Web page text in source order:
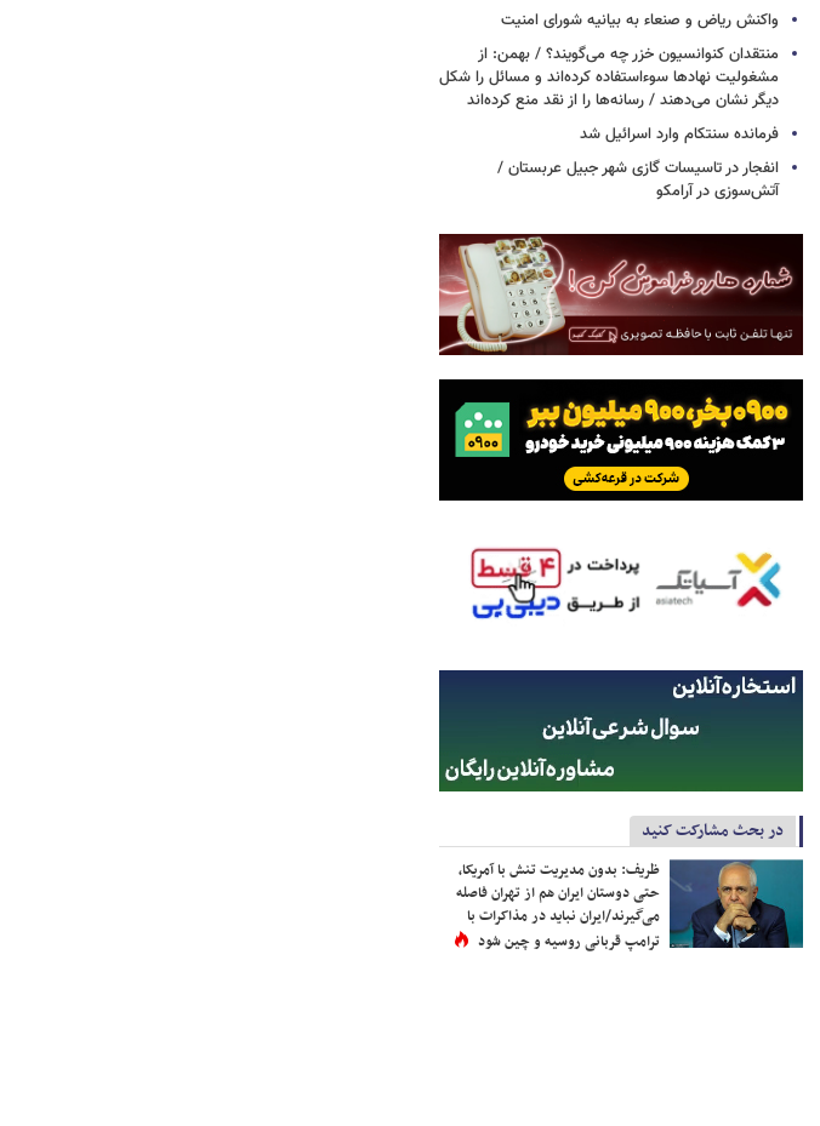
واکنش ریاض و صنعاء به بیانیه شورای امنیت
منتقدان کنوانسیون خزر چه می‌گویند؟ / بهمن: از
مشغولیت نهادها سوءاستفاده کرده‌اند و مسائل را شکل
دیگر نشان می‌دهند / رسانه‌ها را از نقد منع کرده‌اند
فرمانده سنتکام وارد اسرائیل شد
انفجار در تاسیسات گازی شهر جبیل عربستان /
آتش‌سوزی در آرامکو
در بحث مشارکت کنید
ظریف: بدون مدیریت تنش با آمریکا،
حتی دوستان ایران هم از تهران فاصله
می‌گیرند/ایران نباید در مذاکرات با
ترامپ قربانی روسیه و چین شود